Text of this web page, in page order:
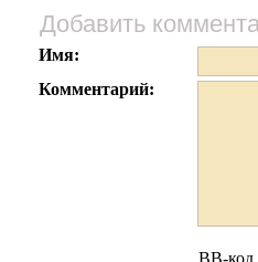
Добавить
Имя:
Комментарий:
BB-код